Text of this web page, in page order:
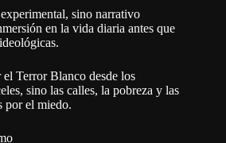
sino narrativo
en la vida diaria antes que
Terror Blanco desde los
sino las calles, la pobreza y las
por el miedo.